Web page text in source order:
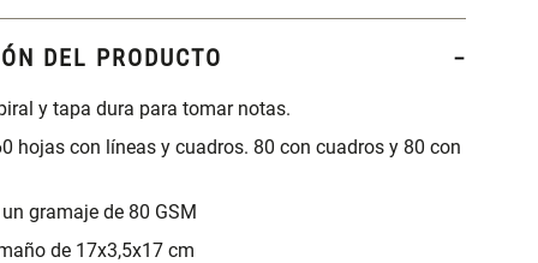
DEL PRODUCTO
y tapa dura para tomar notas.
hojas con líneas y cuadros. 80 con cuadros y 80 con
gramaje de 80 GSM
de 17x3,5x17 cm